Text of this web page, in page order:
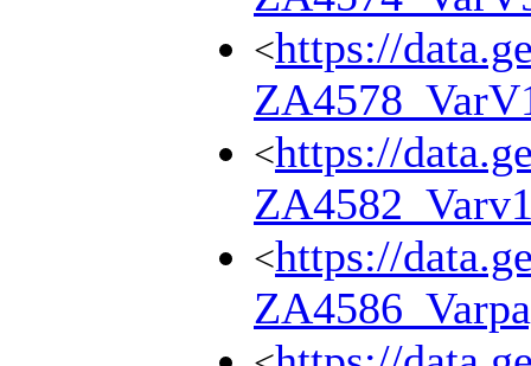
<https://
<https://
<https://